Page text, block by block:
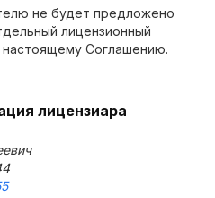
не будет предложено
лицензионный
настоящему Соглашению.
лицензиара